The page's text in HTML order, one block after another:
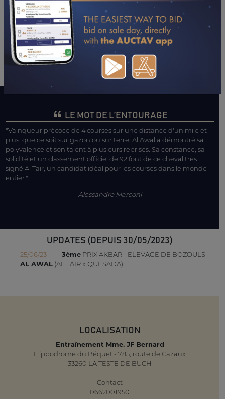
PERFORMANCES
2023 2022
25/06/23 3ÈMEAKBAR (DAX)
12/03/23 6ÈMEDJOURAS TU (TOULOUSE)
LE MOT DE L’ENTOURAGE
"Vainqueur précoce de 4 courses sur une distance d'un mile et
plus, que ce soit sur gazon ou sur terre, Al Awal a démontré sa
polyvalence et son talent à plusieurs reprises. Sa constance, sa
solidité et un classement officiel de 92 font de ce cheval très
signé Al Tair, un candidat idéal pour les courses dans le monde
entier."
Alessandro Marconi
UPDATES (DEPUIS 30/05/2023)
25/06/23 3èmePRIX AKBAR - ELEVAGE DE BOZOULS -
AL AWAL(AL TAIR x QUESADA)
LOCALISATION
Entraînement Mme. JF Bernard
Hippodrome du Béquet - 785, route de Cazaux
33260 LA TESTE DE BUCH
Contact
0662001950